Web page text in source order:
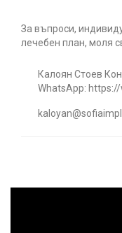
За въпроси,
лечебен план, моля
Калоян Стоев
WhatsApp: